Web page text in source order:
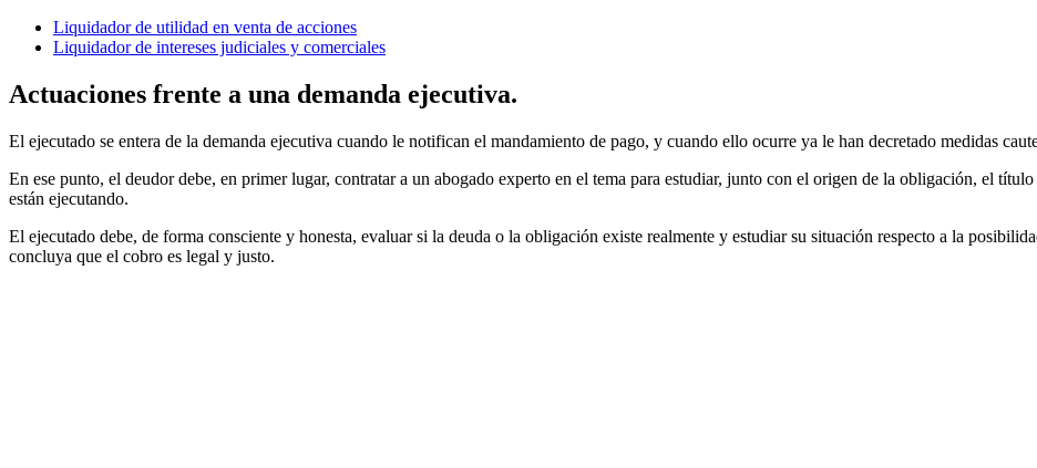
Liquidador de utilidad en venta de acciones
Liquidador de intereses judiciales y comerciales
Actuaciones frente a una demanda ejecutiva.
El ejecutado se entera de la demanda ejecutiva cuando le notifican el mandamiento de pago, y cuando ello ocurre ya le han decretado medidas
En ese punto, el deudor debe, en primer lugar, contratar a un abogado experto en el tema para estudiar, junto con el origen de la obligación, el
están ejecutando.
El ejecutado debe, de forma consciente y honesta, evaluar si la deuda o la obligación existe realmente y estudiar su situación respecto a la
concluya que el cobro es legal y justo.